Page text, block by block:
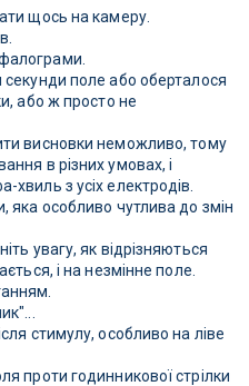
щось на камеру.
поле або оберталося
або ж просто не
висновки неможливо, тому
в різних умовах, і
з усіх електродів.
яка особливо чутлива до змін
увагу, як відрізняються
і на незмінне поле.
стимулу, особливо на ліве
проти годинникової стрілки